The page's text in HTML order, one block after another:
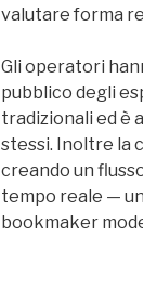
valutare forma
Gli operatori
pubblico degli
tradizionali ed è
stessi. Inoltre la
creando un
tempo reale —
bookmaker